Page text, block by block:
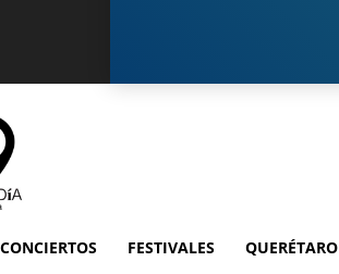
CONCIERTOS FESTIVALES QUERÉTARO